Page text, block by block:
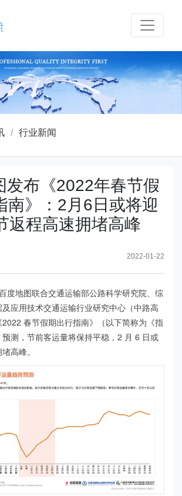
/ 行业新闻
发布《2022年春节假
南》：2月6日或将迎
返程高速拥堵高峰
2022-01-22
度地图联合交通运输部公路科学研究院、综
应用技术交通运输行业研究中心（中路高
春节假期出行指南》（以下简称为《指
测，节前客运量将保持平稳，2 月 6 日或
高峰。